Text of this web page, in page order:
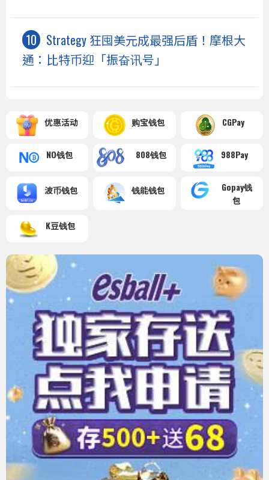
Strategy 狂囤美元成最强后盾！摩根大
通：比特币迎「振奋讯号」
优惠活动 购宝钱包 CGPay
NO钱包 808钱包 988Pay
波币钱包 钱能钱包
Gopay钱
包
K豆钱包